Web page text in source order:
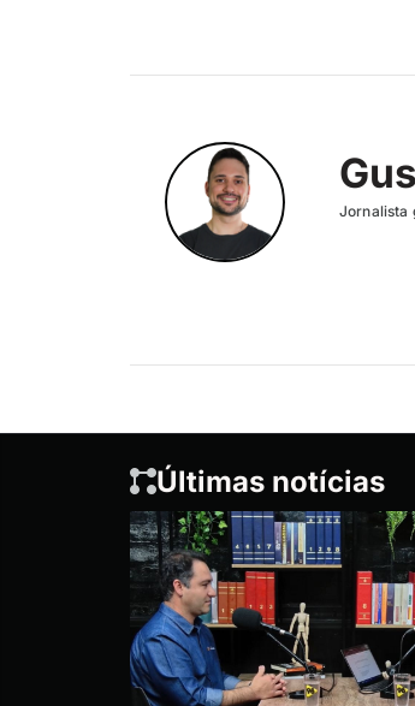
Jornalista
Últimas notícias